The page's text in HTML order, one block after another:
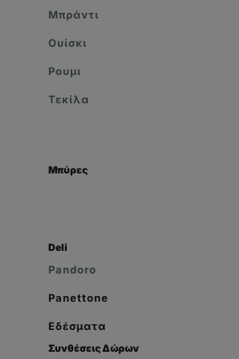
Μπράντι
Ουίσκι
Ρουμι
Τεκίλα
Μπύρες
Deli
Pandoro
Panettone
Εδέσματα
Συνθέσεις Δώρων